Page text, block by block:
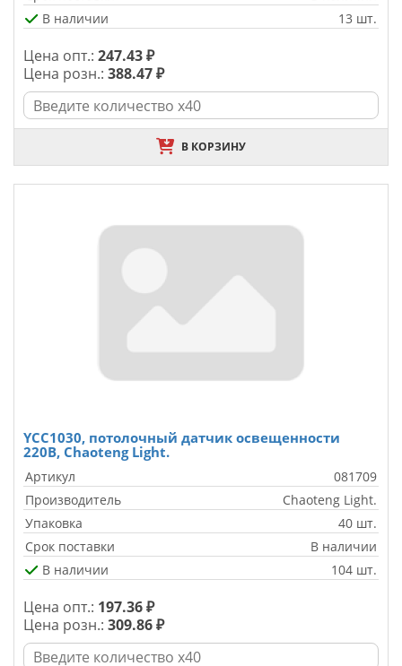
В наличии
13 шт.
Цена опт.: 247.43 ₽
Цена розн.: 388.47 ₽
В КОРЗИНУ
YCC1030, потолочный датчик освещенности
220В, Chaoteng Light.
Артикул
081709
Производитель
Chaoteng Light.
Упаковка
40 шт.
Срок поставки
В наличии
В наличии
104 шт.
Цена опт.: 197.36 ₽
Цена розн.: 309.86 ₽